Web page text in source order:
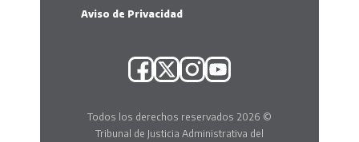
Aviso de Privacidad
Todos los derechos reservados 2026 ©
Tribunal de Justicia Administrativa del